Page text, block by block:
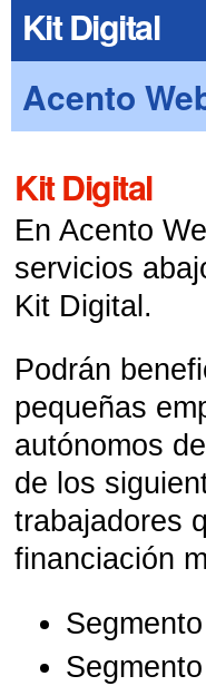
Kit Digital
Acento
Kit Digital
En Acento
servicios
Kit Digital.
Podrán
pequeñas
autónomos
de los
trabajadores
financiación